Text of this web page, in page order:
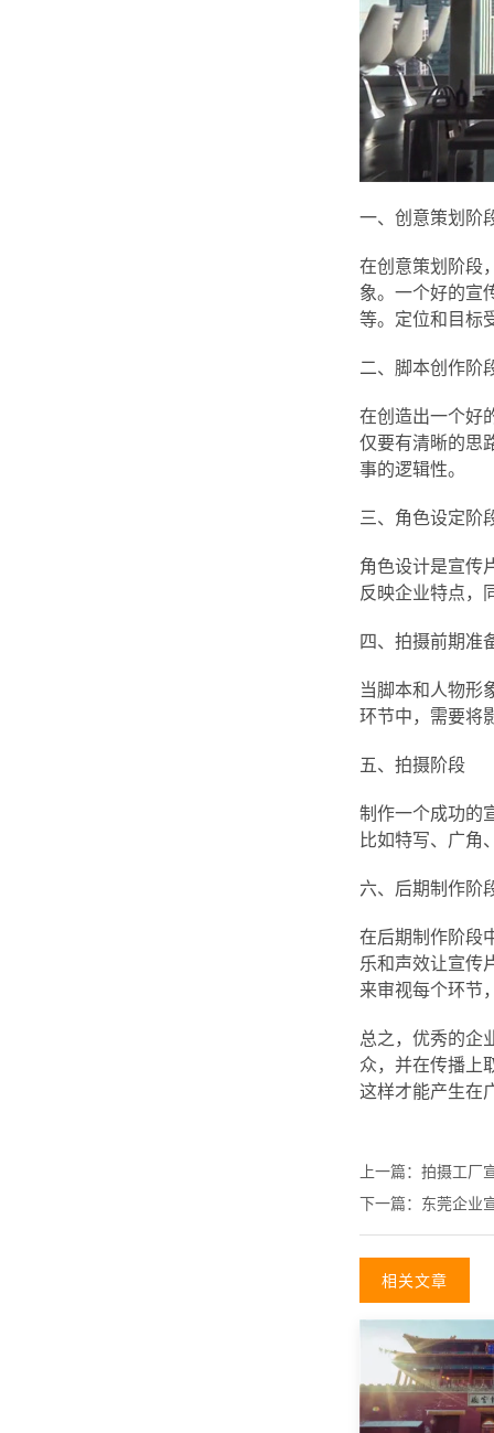
一、创意策划阶
在创意策划阶段
象。一个好的宣
等。定位和目标
二、脚本创作阶
在创造出一个好
仅要有清晰的思
事的逻辑性。
三、角色设定阶
角色设计是宣传
反映企业特点，
四、拍摄前期准
当脚本和人物形
环节中，需要将
五、拍摄阶段
制作一个成功的
比如特写、广角
六、后期制作阶
在后期制作阶段
乐和声效让宣传
来审视每个环节
总之，优秀的企
众，并在传播上
这样才能产生在
上一篇： 拍摄工厂
下一篇： 东莞企业
相关文章